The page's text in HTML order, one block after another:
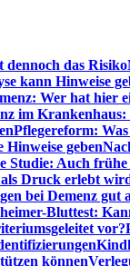
dennoch das Risiko
kann Hinweise
Wer hat hier
im
Pflegereform:
geben
Studie: Auch
Druck erlebt
bei Demenz gut
Bluttest:
vor?
können